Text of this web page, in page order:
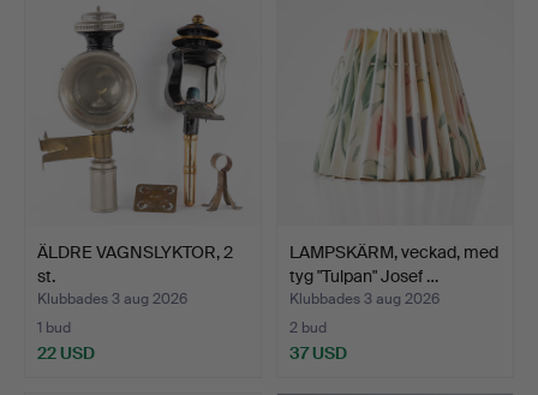
ÄLDRE VAGNSLYKTOR, 2
st.
Klubbades 3 aug 2026
1 bud
22 USD
LAMPSKÄRM, veckad, med
tyg "Tulpan" Josef …
Klubbades 3 aug 2026
2 bud
37 USD